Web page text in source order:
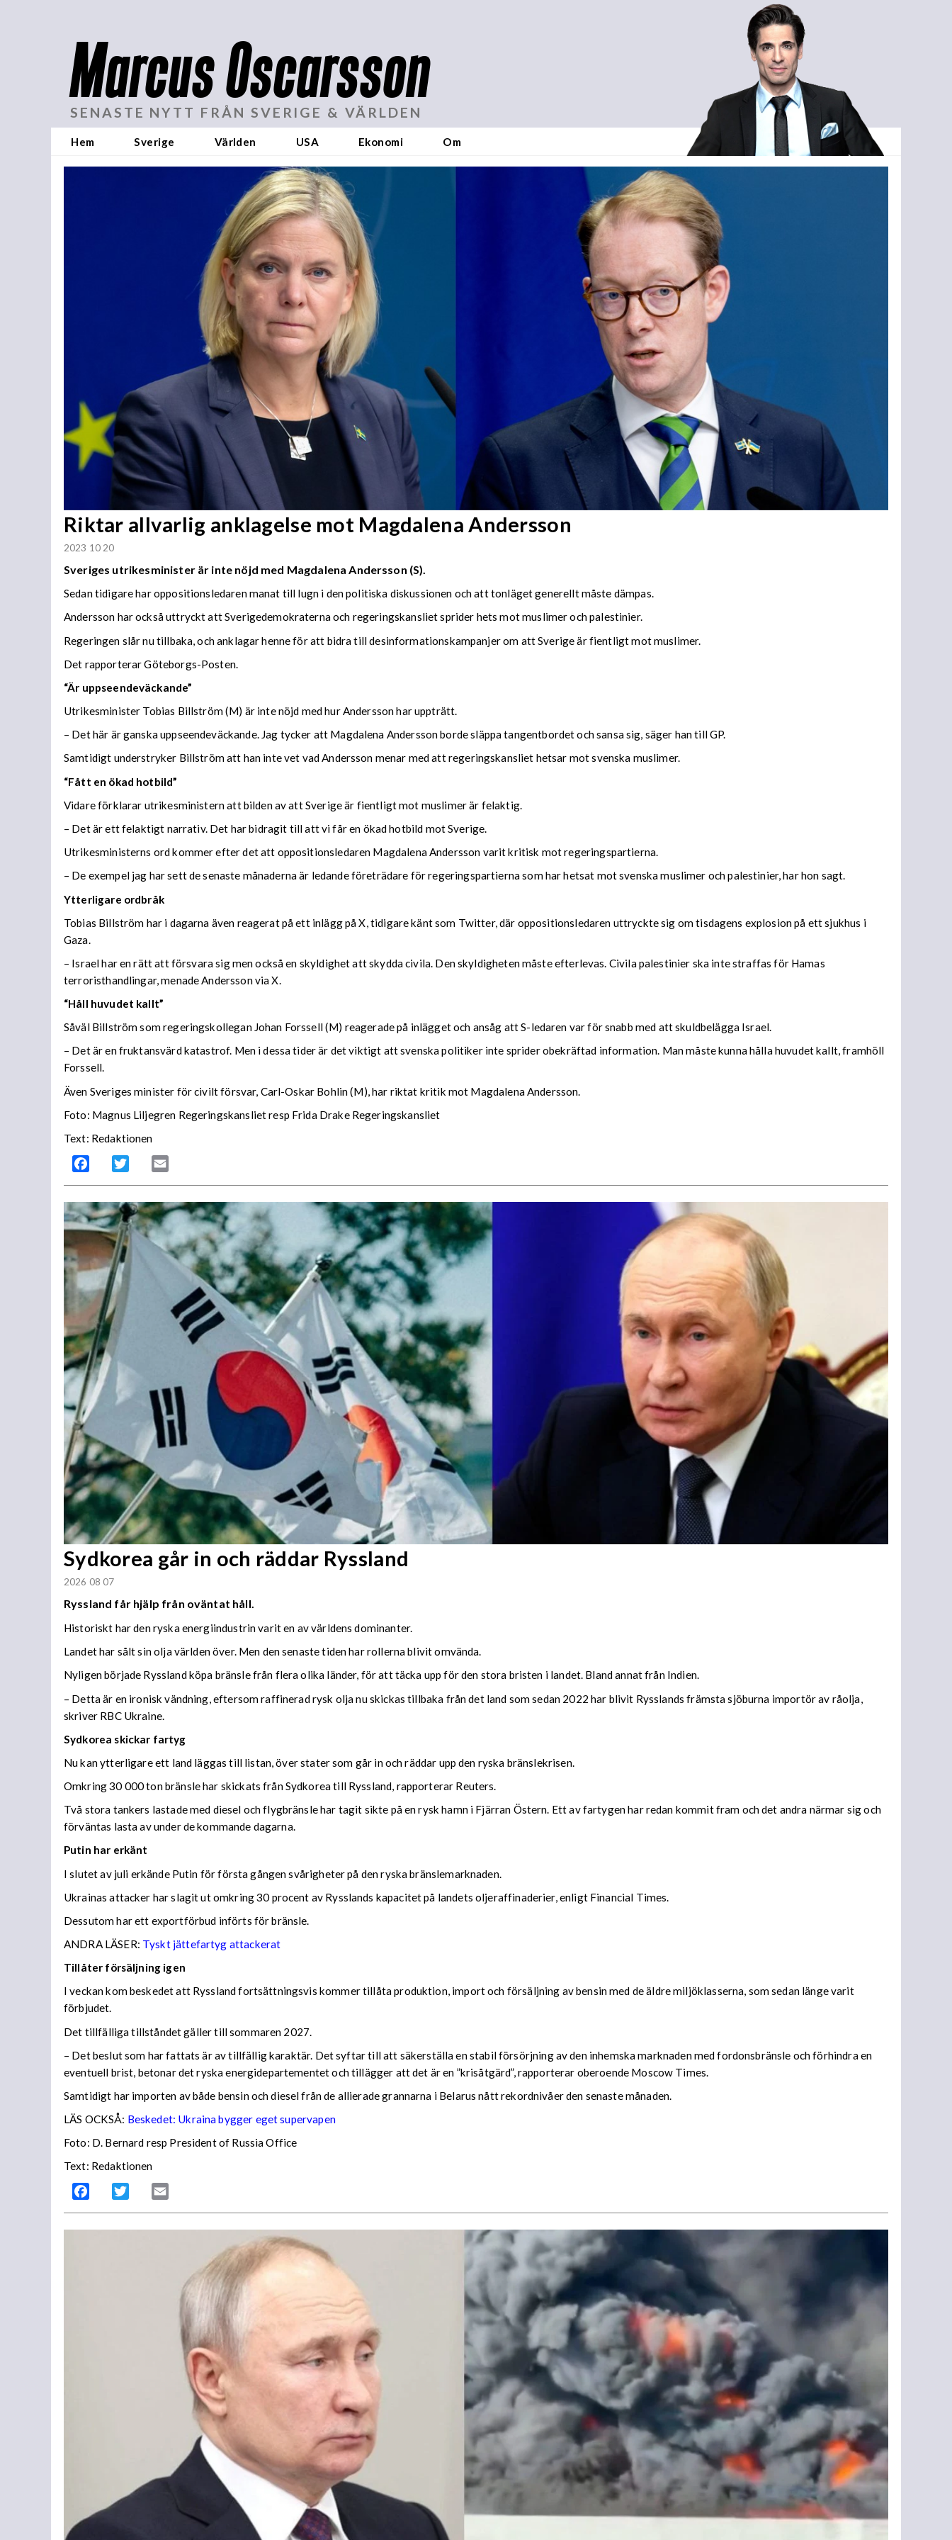
Marcus Oscarsson
SENASTE NYTT FRÅN SVERIGE & VÄRLDEN
Hem Sverige Världen USA Ekonomi Om
Riktar allvarlig anklagelse mot Magdalena Andersson
2023 10 20
Sveriges utrikesminister är inte nöjd med Magdalena Andersson (S).
Sedan tidigare har oppositionsledaren manat till lugn i den politiska diskussionen och att tonläget generellt måste dämpas.
Andersson har också uttryckt att Sverigedemokraterna och regeringskansliet sprider hets mot muslimer och palestinier.
Regeringen slår nu tillbaka, och anklagar henne för att bidra till desinformationskampanjer om att Sverige är fientligt mot muslimer.
Det rapporterar Göteborgs-Posten.
“Är uppseendeväckande”
Utrikesminister Tobias Billström (M) är inte nöjd med hur Andersson har uppträtt.
– Det här är ganska uppseendeväckande. Jag tycker att Magdalena Andersson borde släppa tangentbordet och sansa sig, säger han till GP.
Samtidigt understryker Billström att han inte vet vad Andersson menar med att regeringskansliet hetsar mot svenska muslimer.
“Fått en ökad hotbild”
Vidare förklarar utrikesministern att bilden av att Sverige är fientligt mot muslimer är felaktig.
– Det är ett felaktigt narrativ. Det har bidragit till att vi får en ökad hotbild mot Sverige.
Utrikesministerns ord kommer efter det att oppositionsledaren Magdalena Andersson varit kritisk mot regeringspartierna.
– De exempel jag har sett de senaste månaderna är ledande företrädare för regeringspartierna som har hetsat mot svenska muslimer och palestinier, har hon sagt.
Ytterligare ordbråk
Tobias Billström har i dagarna även reagerat på ett inlägg på X, tidigare känt som Twitter, där oppositionsledaren uttryckte sig om tisdagens explosion på ett sjukhus i
Gaza.
– Israel har en rätt att försvara sig men också en skyldighet att skydda civila. Den skyldigheten måste efterlevas. Civila palestinier ska inte straffas för Hamas
terroristhandlingar, menade Andersson via X.
“Håll huvudet kallt”
Såväl Billström som regeringskollegan Johan Forssell (M) reagerade på inlägget och ansåg att S-ledaren var för snabb med att skuldbelägga Israel.
– Det är en fruktansvärd katastrof. Men i dessa tider är det viktigt att svenska politiker inte sprider obekräftad information. Man måste kunna hålla huvudet kallt, framhöll
Forssell.
Även Sveriges minister för civilt försvar, Carl-Oskar Bohlin (M), har riktat kritik mot Magdalena Andersson.
Foto: Magnus Liljegren Regeringskansliet resp Frida Drake Regeringskansliet
Text: Redaktionen
Facebook Twitter
Sydkorea går in och räddar Ryssland
2026 08 07
Ryssland får hjälp från oväntat håll.
Historiskt har den ryska energiindustrin varit en av världens dominanter.
Landet har sålt sin olja världen över. Men den senaste tiden har rollerna blivit omvända.
Nyligen började Ryssland köpa bränsle från flera olika länder, för att täcka upp för den stora bristen i landet. Bland annat från Indien.
– Detta är en ironisk vändning, eftersom raffinerad rysk olja nu skickas tillbaka från det land som sedan 2022 har blivit Rysslands främsta sjöburna importör av råolja,
skriver RBC Ukraine.
Sydkorea skickar fartyg
Nu kan ytterligare ett land läggas till listan, över stater som går in och räddar upp den ryska bränslekrisen.
Omkring 30 000 ton bränsle har skickats från Sydkorea till Ryssland, rapporterar Reuters.
Två stora tankers lastade med diesel och flygbränsle har tagit sikte på en rysk hamn i Fjärran Östern. Ett av fartygen har redan kommit fram och det andra närmar sig och
förväntas lasta av under de kommande dagarna.
Putin har erkänt
I slutet av juli erkände Putin för första gången svårigheter på den ryska bränslemarknaden.
Ukrainas attacker har slagit ut omkring 30 procent av Rysslands kapacitet på landets oljeraffinaderier, enligt Financial Times.
Dessutom har ett exportförbud införts för bränsle.
ANDRA LÄSER: Tyskt jättefartyg attackerat
Tillåter försäljning igen
I veckan kom beskedet att Ryssland fortsättningsvis kommer tillåta produktion, import och försäljning av bensin med de äldre miljöklasserna, som sedan länge varit
förbjudet.
Det tillfälliga tillståndet gäller till sommaren 2027.
– Det beslut som har fattats är av tillfällig karaktär. Det syftar till att säkerställa en stabil försörjning av den inhemska marknaden med fordonsbränsle och förhindra en
eventuell brist, betonar det ryska energidepartementet och tillägger att det är en ”krisåtgärd”, rapporterar oberoende Moscow Times.
Samtidigt har importen av både bensin och diesel från de allierade grannarna i Belarus nått rekordnivåer den senaste månaden.
LÄS OCKSÅ: Beskedet: Ukraina bygger eget supervapen
Foto: D. Bernard resp President of Russia Office
Text: Redaktionen
Facebook Twitter